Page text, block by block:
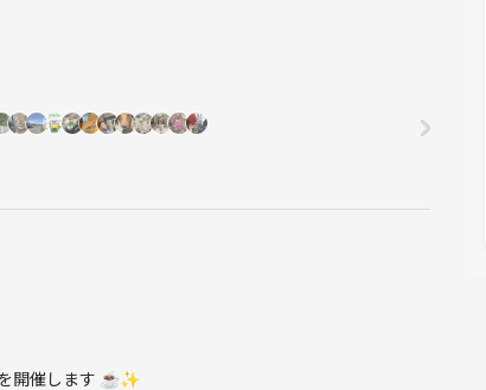
開催します ☕✨